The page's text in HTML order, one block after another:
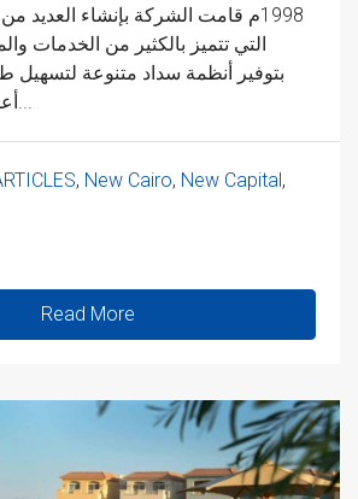
1998م قامت الشركة بإنشاء العديد
التي تتميز بالكثير من الخدمات
بتوفير أنظمة سداد متنوعة لتسهيل
, New Cairo, New Capital,
Read More